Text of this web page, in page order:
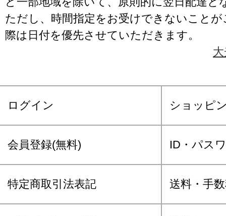
ただし、時間指定をお受けできないこと
際は日付を優先させていただきます。
ログイン ショッピ
会員登録(無料) ID・パス
特定商取引法表記 送料・手